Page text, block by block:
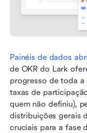
Painéis de dados
de OKR do Lark
progresso de toda a
taxas de
quem não definiu),
distribuições gerais
cruciais para a fase